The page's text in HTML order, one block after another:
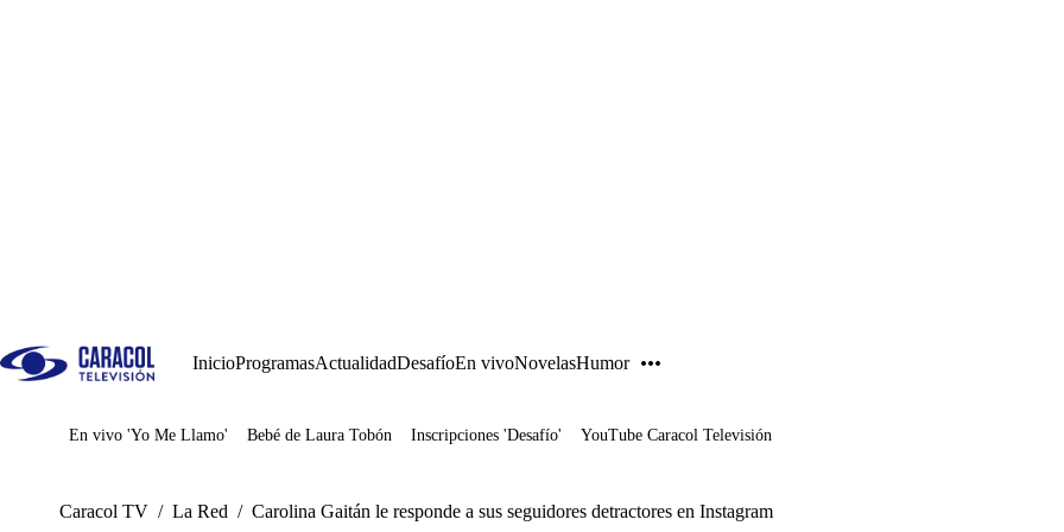
InicioProgramasActualidadDesafíoEn vivoNovelasHumor
Juegos
En vivo 'Yo Me Llamo' Bebé de Laura Tobón Inscripciones 'Desafío' YouTube Caracol Televisión
Caracol TV / La Red / Carolina Gaitán le responde a sus seguidores detractores en Instagram